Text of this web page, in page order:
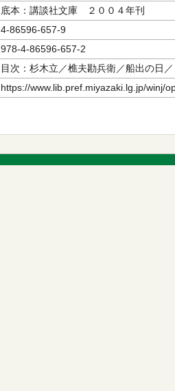
底本：講談社文庫 ２００４年刊
4-86596-657-9
978-4-86596-657-2
目次：杉木立／樵夫勘兵衛／船出の日
https://www.lib.pref.miyazaki.lg.jp/winj/